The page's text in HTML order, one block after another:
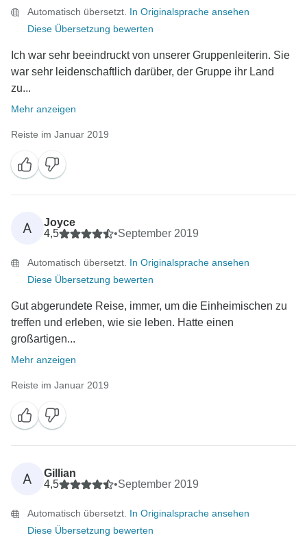
Automatisch übersetzt. In Originalsprache ansehen
Diese Übersetzung bewerten
Ich war sehr beeindruckt von unserer Gruppenleiterin. Sie
war sehr leidenschaftlich darüber, der Gruppe ihr Land
zu...
Mehr anzeigen
Reiste im Januar 2019
A
Joyce
4,5
•September 2019
Automatisch übersetzt. In Originalsprache ansehen
Diese Übersetzung bewerten
Gut abgerundete Reise, immer, um die Einheimischen zu
treffen und erleben, wie sie leben. Hatte einen
großartigen...
Mehr anzeigen
Reiste im Januar 2019
A
Gillian
4,5
•September 2019
Automatisch übersetzt. In Originalsprache ansehen
Diese Übersetzung bewerten